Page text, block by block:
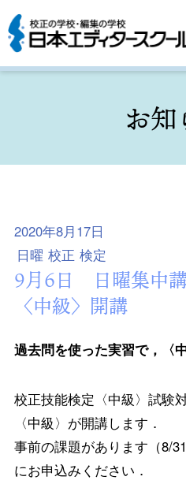
お知
2020年8月17日
日曜 校正 検定
9月6日 日曜集中
〈中級〉開講
過去問を使った実習で，〈
校正技能検定〈中級〉試験
〈中級〉が開講します．
事前の課題があります（8/
にお申込みください．